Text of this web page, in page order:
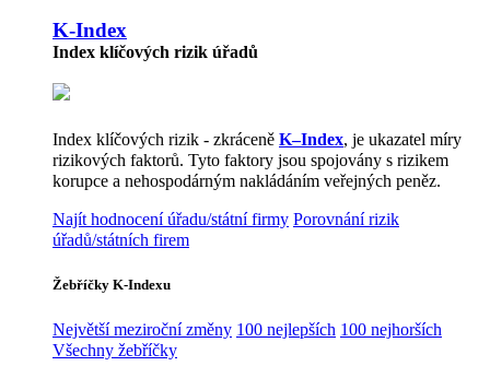
K-Index
Index klíčových rizik úřadů
Index klíčových rizik - zkráceně K–Index, je ukazatel míry
rizikových faktorů. Tyto faktory jsou spojovány s rizikem
korupce a nehospodárným nakládáním veřejných peněz.
Najít hodnocení úřadu/státní firmy Porovnání rizik
úřadů/státních firem
Žebříčky K-Indexu
Největší meziroční změny 100 nejlepších 100 nejhorších
Všechny žebříčky